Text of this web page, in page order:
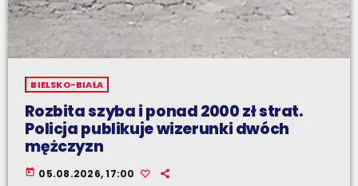
BIELSKO-BIAŁA
Rozbita szyba i ponad 2000 zł strat.
Policja publikuje wizerunki dwóch
mężczyzn
today 05.08.2026, 17:00